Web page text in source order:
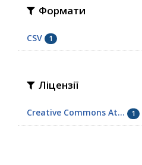
Формати
CSV 1
Ліцензії
Creative Commons At... 1